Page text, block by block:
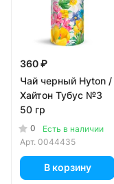
360 ₽
Чай черный Hyton /
Хайтон Тубус №3
50 гр
0
Есть в наличии
Арт. 0044435
В корзину